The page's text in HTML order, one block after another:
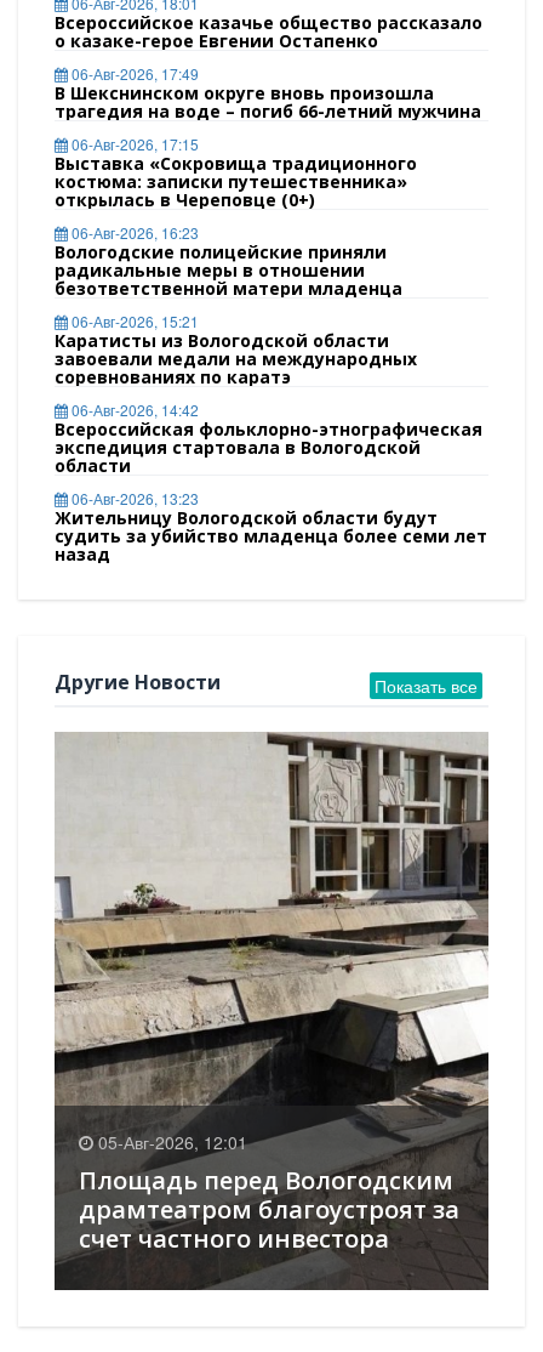
Всероссийское казачье общество рассказало
о казаке-герое Евгении Остапенко
06-Авг-2026, 17:49
В Шекснинском округе вновь произошла
трагедия на воде – погиб 66-летний мужчина
06-Авг-2026, 17:15
Выставка «Сокровища традиционного
костюма: записки путешественника»
открылась в Череповце (0+)
06-Авг-2026, 16:23
Вологодские полицейские приняли
радикальные меры в отношении
безответственной матери младенца
06-Авг-2026, 15:21
Каратисты из Вологодской области
завоевали медали на международных
соревнованиях по каратэ
06-Авг-2026, 14:42
Всероссийская фольклорно-этнографическая
экспедиция стартовала в Вологодской
области
06-Авг-2026, 13:23
Жительницу Вологодской области будут
судить за убийство младенца более семи лет
назад
Показать все
Другие Новости
05-Авг-2026, 12:01
Площадь перед Вологодским
драмтеатром благоустроят за
счет частного инвестора